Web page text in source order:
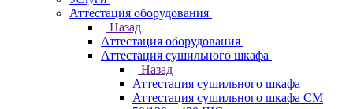
Аттестация оборудования
Назад
Аттестация оборудования
Аттестация сушильного шкафа
Назад
Аттестация сушильного шкафа
Аттестация сушильного шкафа СМ